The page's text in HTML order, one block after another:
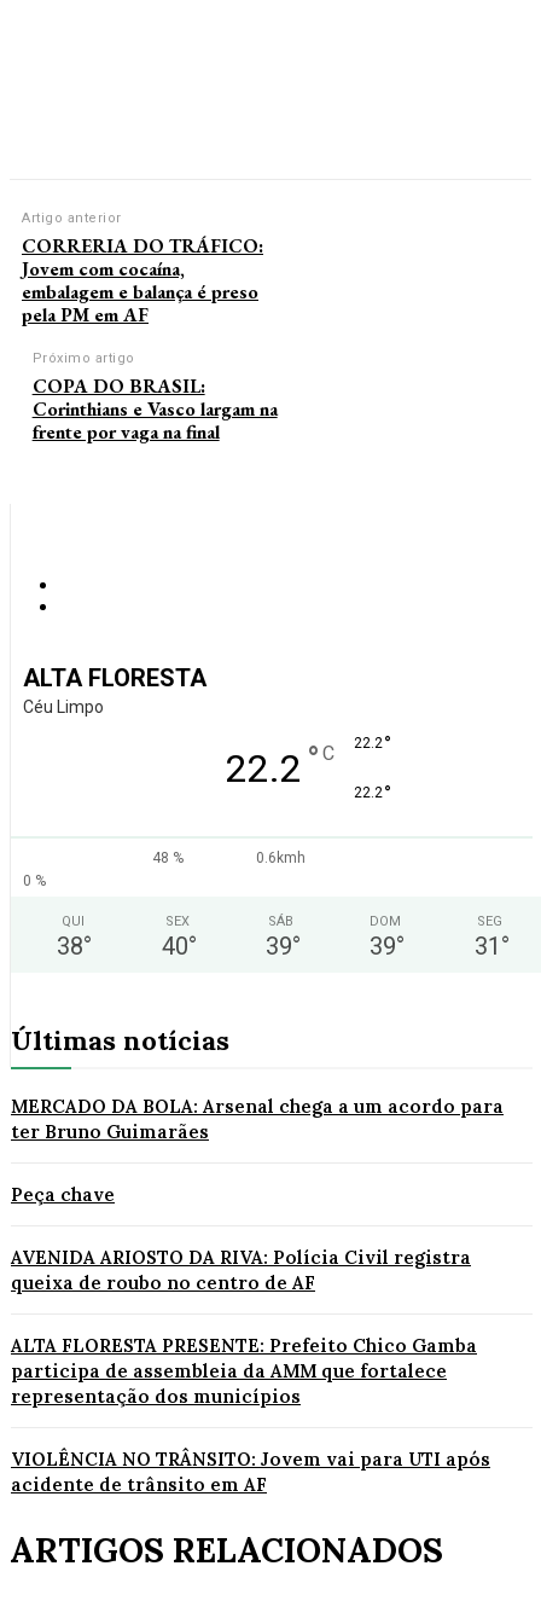
Artigo anterior
CORRERIA DO TRÁFICO:
Jovem com cocaína,
embalagem e balança é preso
pela PM em AF
Próximo artigo
COPA DO BRASIL:
Corinthians e Vasco largam na
frente por vaga na final
ALTA FLORESTA
Céu Limpo
22.2 ° C 22.2°
22.2°
48 %
0.6kmh
0 %
QUI
38°
SEX
40°
SÁB
39°
DOM
39°
SEG
31 °
Últimas notícias
MERCADO DA BOLA: Arsenal chega a um acordo para
ter Bruno Guimarães
Peça chave
AVENIDA ARIOSTO DA RIVA: Polícia Civil registra
queixa de roubo no centro de AF
ALTA FLORESTA PRESENTE: Prefeito Chico Gamba
participa de assembleia da AMM que fortalece
representação dos municípios
VIOLÊNCIA NO TRÂNSITO: Jovem vai para UTI após
acidente de trânsito em AF
ARTIGOS RELACIONADOS